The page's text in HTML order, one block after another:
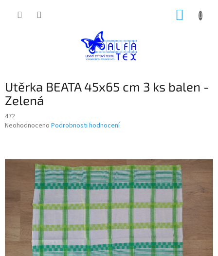
Utěrka BEATA 45x65 cm 3 ks balen -
Zelená
472
Průměrné
0,0
hvězdiček.
Neohodnoceno Podrobnosti hodnocení